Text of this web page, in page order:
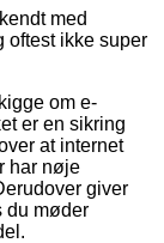
med
oftest ikke super
om e-
er en sikring
at internet
har nøje
giver
du møder